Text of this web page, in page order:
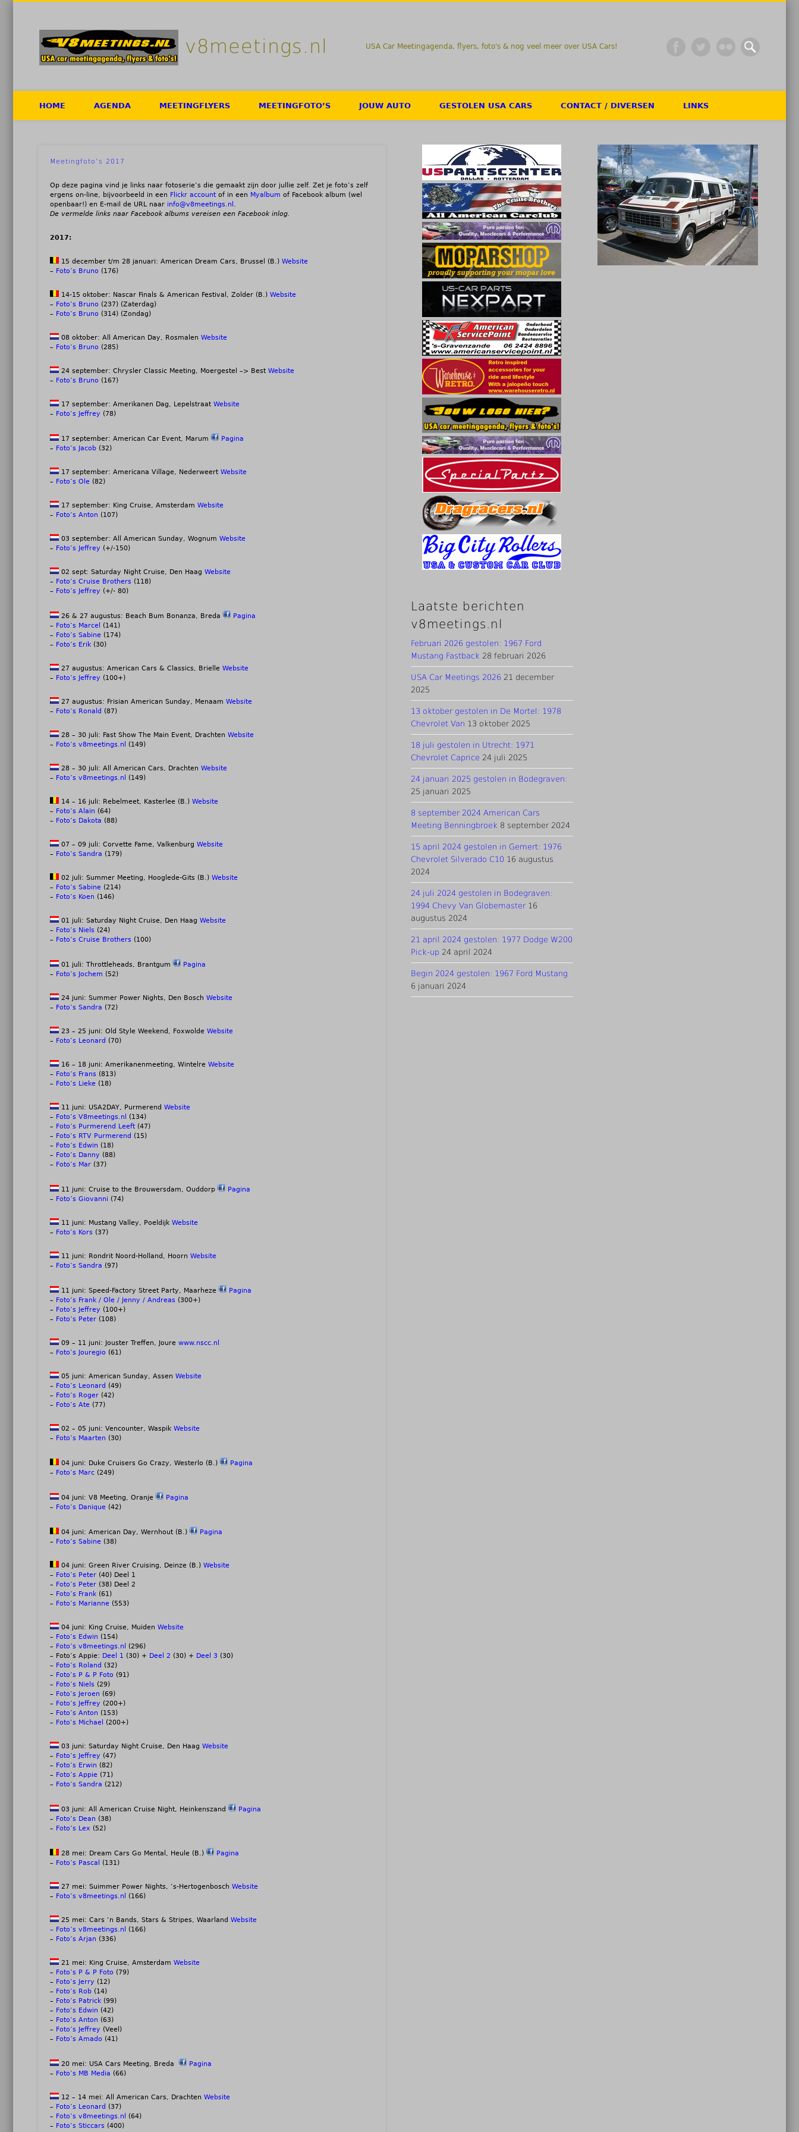
v8meetings.nl USA Car Meetingagenda, flyers, foto's & nog veel meer over USA Cars!
FacebookTwitterFlickr
HOME AGENDA MEETINGFLYERS MEETINGFOTO’S JOUW AUTO GESTOLEN USA CARS CONTACT / DIVERSEN LINKS
Meetingfoto’s 2017
Op deze pagina vind je links naar fotoserie’s die gemaakt zijn door jullie zelf. Zet je foto’s zelf
ergens on-line, bijvoorbeeld in een Flickr account of in een Myalbum of Facebook album (wel
openbaar!) en E-mail de URL naar info@v8meetings.nl .
De vermelde links naar Facebook albums vereisen een Facebook inlog.
2017:
15 december t/m 28 januari: American Dream Cars, Brussel (B.)Website
– Foto’s Bruno (176)
14-15 oktober: Nascar Finals & American Festival, Zolder (B.)Website
– Foto’s Bruno (237) (Zaterdag)
– Foto’s Bruno (314) (Zondag)
08 oktober: All American Day, RosmalenWebsite
– Foto’s Bruno (285)
24 september: Chrysler Classic Meeting, Moergestel –> BestWebsite
– Foto’s Bruno (167)
17 september: Amerikanen Dag, LepelstraatWebsite
– Foto’s Jeffrey (78)
17 september: American Car Event, Marum
Pagina
– Foto’s Jacob (32)
17 september: Americana Village, NederweertWebsite
– Foto’s Ole (82)
17 september: King Cruise, AmsterdamWebsite
– Foto’s Anton (107)
03 september: All American Sunday, WognumWebsite
– Foto’s Jeffrey (+/-150)
02 sept: Saturday Night Cruise, Den HaagWebsite
– Foto’s Cruise Brothers (118)
– Foto’s Jeffrey (+/- 80)
26 & 27 augustus: Beach Bum Bonanza, Breda
Pagina
– Foto’s Marcel
(141)
– Foto’s Sabine (174)
– Foto’s Erik (30)
27 augustus: American Cars & Classics, BrielleWebsite
– Foto’s Jeffrey (100+)
27 augustus: Frisian American Sunday, MenaamWebsite
– Foto’s Ronald (87)
28 – 30 juli: Fast Show The Main Event, DrachtenWebsite
– Foto’s v8meetings.nl (149)
28 – 30 juli: All American Cars, DrachtenWebsite
– Foto’s v8meetings.nl (149)
14 – 16 juli: Rebelmeet, Kasterlee (B.)Website
– Foto’s Alain (64)
– Foto’s Dakota (88)
07 – 09 juli: Corvette Fame, ValkenburgWebsite
– Foto’s Sandra (179)
02 juli: Summer Meeting, Hooglede-Gits (B.)Website
– Foto’s Sabine (214)
– Foto’s Koen (146)
01 juli: Saturday Night Cruise, Den HaagWebsite
– Foto’s Niels (24)
– Foto’s Cruise Brothers (100)
01 juli: Throttleheads, Brantgum
Pagina
– Foto’s Jochem (52)
24 juni: Summer Power Nights, Den BoschWebsite
– Foto’s Sandra (72)
23 – 25 juni: Old Style Weekend, FoxwoldeWebsite
– Foto’s Leonard (70)
16 – 18 juni: Amerikanenmeeting, WintelreWebsite
– Foto’s Frans (813)
– Foto’s Lieke (18)
11 juni: USA2DAY, PurmerendWebsite
– Foto’s V8meetings.nl
(134)
– Foto’s Purmerend Leeft (47)
– Foto’s RTV Purmerend (15)
– Foto’s Edwin (18)
– Foto’s Danny (88)
– Foto’s Mar (37)
11 juni: Cruise to the Brouwersdam, Ouddorp
Pagina
– Foto’s Giovanni (74)
11 juni: Mustang Valley, PoeldijkWebsite
– Foto’s Kors (37)
11 juni: Rondrit Noord-Holland, HoornWebsite
– Foto’s Sandra (97)
11 juni: Speed-Factory Street Party, Maarheze
Pagina
– Foto’s Frank / Ole / Jenny / Andreas (300+)
– Foto’s Jeffrey (100+)
– Foto’s Peter (108)
09 – 11 juni: Jouster Treffen, Jourewww.nscc.nl
– Foto’s Jouregio (61)
05 juni: American Sunday, AssenWebsite
– Foto’s Leonard (49)
– Foto’s Roger (42)
– Foto’s Ate (77)
02 – 05 juni: Vencounter, WaspikWebsite
– Foto’s Maarten (30)
04 juni: Duke Cruisers Go Crazy, Westerlo (B.)
Pagina
– Foto’s Marc (249)
04 juni: V8 Meeting, Oranje
Pagina
– Foto’s Danique (42)
04 juni: American Day, Wernhout (B.)
Pagina
– Foto’s Sabine (38)
04 juni: Green River Cruising, Deinze (B.)Website
– Foto’s Peter (40) Deel 1
– Foto’s Peter (38) Deel 2
– Foto’s Frank (61)
– Foto’s Marianne (553)
04 juni: King Cruise, MuidenWebsite
– Foto’s Edwin (154)
– Foto’s v8meetings.nl
(296)
– Foto’s Appie: Deel 1 (30) + Deel 2 (30) + Deel 3 (30)
– Foto’s Roland (32)
– Foto’s P & P Foto (91)
– Foto’s Niels (29)
– Foto’s Jeroen (69)
– Foto’s Jeffrey (200+)
– Foto’s Anton (153)
– Foto’s Michael (200+)
03 juni: Saturday Night Cruise, Den HaagWebsite
– Foto’s Jeffrey (47)
– Foto’s Erwin (82)
– Foto’s Appie (71)
– Foto’s Sandra (212)
03 juni: All American Cruise Night, Heinkenszand
Pagina
– Foto’s Dean (38)
– Foto’s Lex (52)
28 mei: Dream Cars Go Mental, Heule (B.)
Pagina
– Foto’s Pascal (131)
27 mei: Suimmer Power Nights, ‘s-HertogenboschWebsite
– Foto’s v8meetings.nl (166)
25 mei: Cars ‘n Bands, Stars & Stripes, WaarlandWebsite
– Foto’s v8meetings.nl
(166)
– Foto’s Arjan (336)
21 mei: King Cruise, AmsterdamWebsite
– Foto’s P & P Foto (79)
– Foto’s Jerry (12)
– Foto’s Rob (14)
– Foto’s Patrick (99)
– Foto’s Edwin (42)
– Foto’s Anton (63)
– Foto’s Jeffrey (Veel)
– Foto’s Amado (41)
20 mei: USA Cars Meeting, Breda
Pagina
– Foto’s MB Media (66)
12 – 14 mei: All American Cars, DrachtenWebsite
– Foto’s Leonard (37)
– Foto’s v8meetings.nl
(64)
– Foto’s Sticcars (400)
Laatste berichten
v8meetings.nl
Februari 2026 gestolen: 1967 Ford
Mustang Fastback 28 februari 2026
USA Car Meetings 2026 21 december
2025
13 oktober gestolen in De Mortel: 1978
Chevrolet Van 13 oktober 2025
18 juli gestolen in Utrecht: 1971
Chevrolet Caprice 24 juli 2025
24 januari 2025 gestolen in Bodegraven:
25 januari 2025
8 september 2024 American Cars
Meeting Benningbroek 8 september 2024
15 april 2024 gestolen in Gemert: 1976
Chevrolet Silverado C10 16 augustus
2024
24 juli 2024 gestolen in Bodegraven:
1994 Chevy Van Globemaster 16
augustus 2024
21 april 2024 gestolen: 1977 Dodge W200
Pick-up 24 april 2024
Begin 2024 gestolen: 1967 Ford Mustang
6 januari 2024